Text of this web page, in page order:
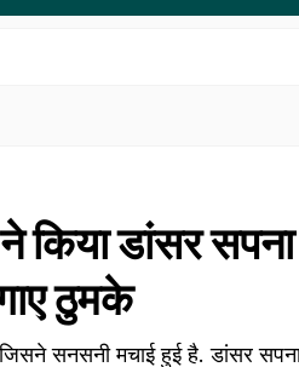
किया डांसर सपना
ठुमके
जिसने सनसनी मचाई हुई है. डांसर